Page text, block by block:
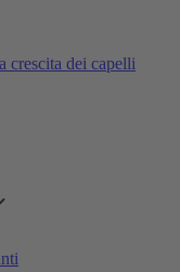
crescita dei capelli